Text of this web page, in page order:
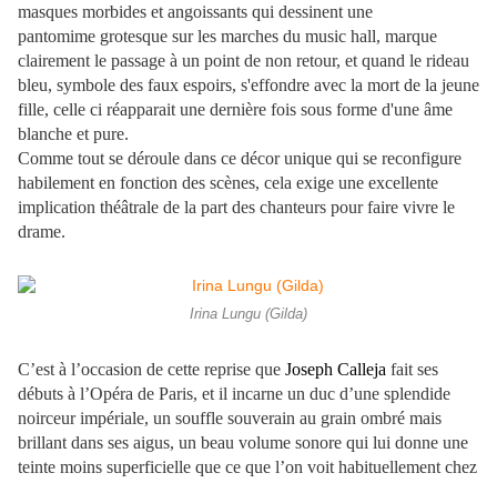
masques morbides et angoissants qui dessinent une
pantomime grotesque sur les marches du music hall, marque
clairement le passage à un point de non retour, et quand le rideau
bleu, symbole des faux espoirs, s'effondre avec la mort de la jeune
fille, celle ci réapparait une dernière fois sous forme d'une âme
blanche et pure.
Comme tout se déroule dans ce décor unique qui se reconfigure
habilement en fonction des scènes, cela exige une excellente
implication théâtrale de la part des chanteurs pour faire vivre le
drame.
Irina Lungu (Gilda)
C’est à l’occasion de cette reprise que Joseph Calleja fait ses
débuts à l’Opéra de Paris, et il incarne un duc d’une splendide
noirceur impériale, un souffle souverain au grain ombré mais
brillant dans ses aigus, un beau volume sonore qui lui donne une
teinte moins superficielle que ce que l’on voit habituellement chez